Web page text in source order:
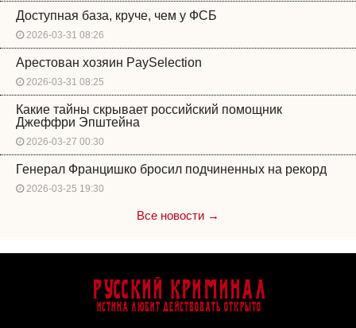
Доступная база, круче, чем у ФСБ
2026-03-31 08:26
Арестован хозяин PaySelection
2026-03-31 08:25
Какие тайны скрывает российский помощник
Джеффри Эпштейна
2026-03-27 00:30
Генерал Францишко бросил подчиненных на рекорд
2026-03-25 19:30
Все новости →
Русский Криминал
Истина любит действовать открыто